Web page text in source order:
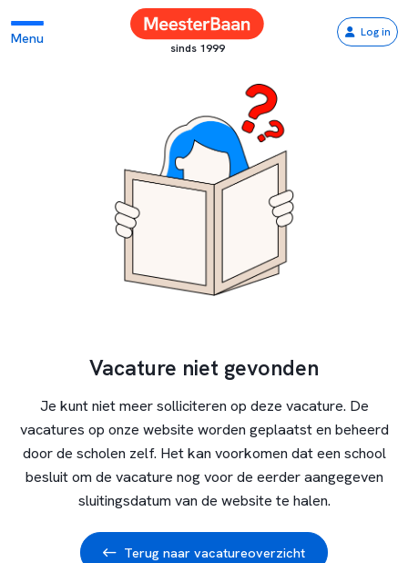
Menu
sinds 1999
Log in
Vacature niet gevonden
Je kunt niet meer solliciteren op deze vacature. De
vacatures op onze website worden geplaatst en beheerd
door de scholen zelf. Het kan voorkomen dat een school
besluit om de vacature nog voor de eerder aangegeven
sluitingsdatum van de website te halen.
Terug naar vacatureoverzicht